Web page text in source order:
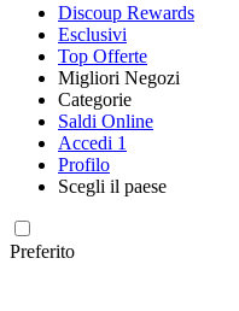
Discoup Rewards
Esclusivi
Top Offerte
Migliori Negozi
SHEIN
Categorie
Elettronica e
Saldi Online
Accedi 1
Profilo
Scegli il paese
Preferito